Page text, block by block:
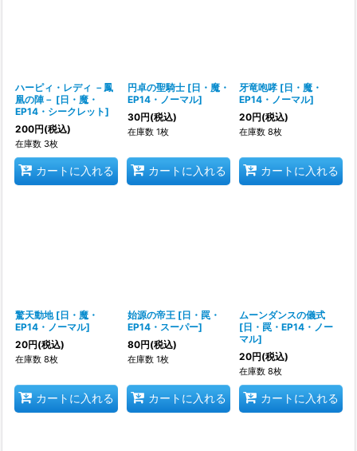
ハーピィ・レディ －鳳
凰の陣－ [日・魔・
EP14・シークレット]
200円(税込)
在庫数 3枚
カートに入れる
円卓の聖騎士 [日・魔・
EP14・ノーマル]
30円(税込)
在庫数 1枚
カートに入れる
牙竜咆哮 [日・魔・
EP14・ノーマル]
20円(税込)
在庫数 8枚
カートに入れる
驚天動地 [日・魔・
EP14・ノーマル]
20円(税込)
在庫数 8枚
カートに入れる
始源の帝王 [日・罠・
EP14・スーパー]
80円(税込)
在庫数 1枚
カートに入れる
ムーンダンスの儀式
[日・罠・EP14・ノー
マル]
20円(税込)
在庫数 8枚
カートに入れる